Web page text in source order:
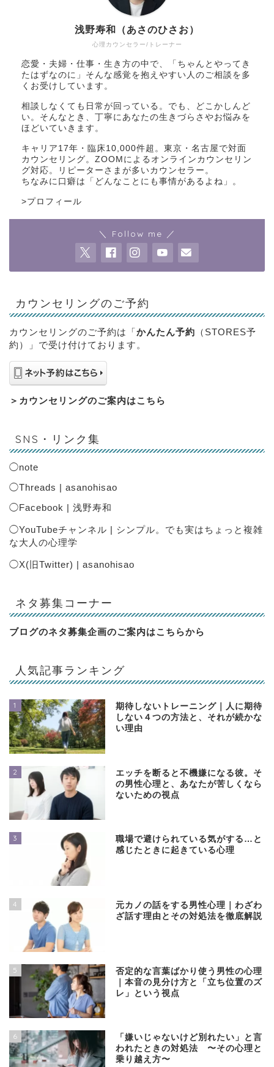
心理カウンセラー/トレーナー
浅野寿和（あさのひさお）
恋愛・夫婦・仕事・生き方の中で、「ちゃんとやってき
たはずなのに」そんな感覚を抱えやすい人のご相談を多
くお受けしています。
相談しなくても日常が回っている。でも、どこかしんど
い。そんなとき、丁寧にあなたの生きづらさやお悩みを
ほどいていきます。
キャリア17年・臨床10,000件超。東京・名古屋で対面
カウンセリング。ZOOMによるオンラインカウンセリン
グ対応。リピーターさまが多いカウンセラー。
ちなみに口癖は「どんなことにも事情があるよね」。
>プロフィール
＼ Follow me ／
カウンセリングのご予約
カウンセリングのご予約は「かんたん予約 （STORES予
約）」で受け付けております。
＞ カウンセリングのご案内はこちら
SNS・リンク集
◯note
◯Threads | asanohisao
◯Facebook | 浅野寿和
◯YouTubeチャンネル | シンプル。でも実はちょっと複雑
な大人の心理学
◯X(旧Twitter) | asanohisao
ネタ募集コーナー
ブログのネタ募集企画のご案内はこちらから
人気記事ランキング
1
期待しないトレーニング｜人に期待
しない４つの方法と、それが続かな
い理由
2
エッチを断ると不機嫌になる彼。そ
の男性心理と、あなたが苦しくなら
ないための視点
3
職場で避けられている気がする…と
感じたときに起きている心理
4
元カノの話をする男性心理｜わざわ
ざ話す理由とその対処法を徹底解説
5
否定的な言葉ばかり使う男性の心理
｜本音の見分け方と「立ち位置のズ
レ」という視点
6
「嫌いじゃないけど別れたい」と言
われたときの対処法 〜その心理と
乗り越え方〜